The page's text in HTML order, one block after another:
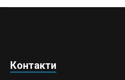
Контакти